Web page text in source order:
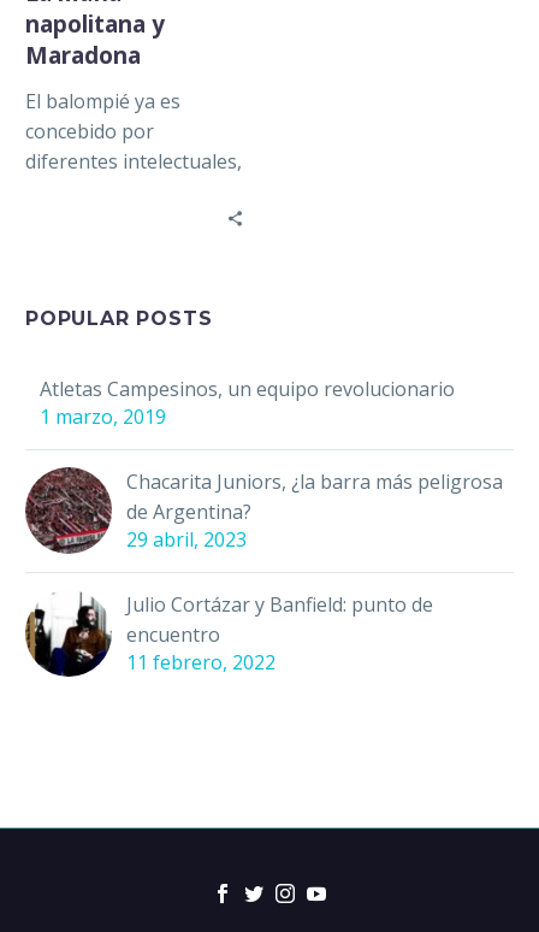
napolitana y
Maradona
El balompié ya es
concebido por
diferentes intelectuales,
como una parte integral
POPULAR POSTS
Atletas Campesinos, un equipo revolucionario
1 marzo, 2019
Chacarita Juniors, ¿la barra más peligrosa
de Argentina?
29 abril, 2023
Julio Cortázar y Banfield: punto de
encuentro
11 febrero, 2022